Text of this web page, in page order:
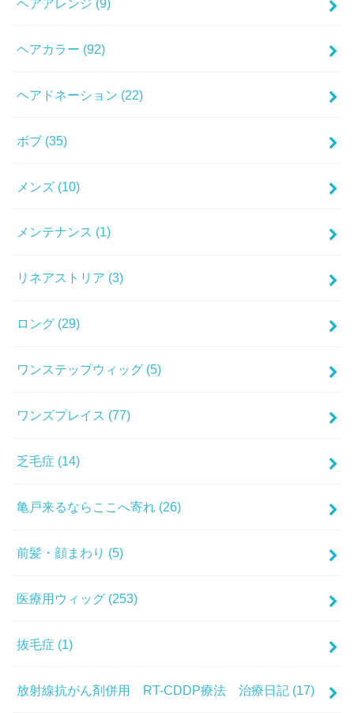
ヘアアレンジ (9)
ヘアカラー (92)
ヘアドネーション (22)
ボブ (35)
メンズ (10)
メンテナンス (1)
リネアストリア (3)
ロング (29)
ワンステップウィッグ (5)
ワンズプレイス (77)
乏毛症 (14)
亀戸来るならここへ寄れ (26)
前髪・顔まわり (5)
医療用ウィッグ (253)
抜毛症 (1)
放射線抗がん剤併用 RT-CDDP療法 治療日記 (17)